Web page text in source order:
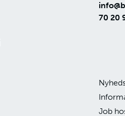
70 20
Job